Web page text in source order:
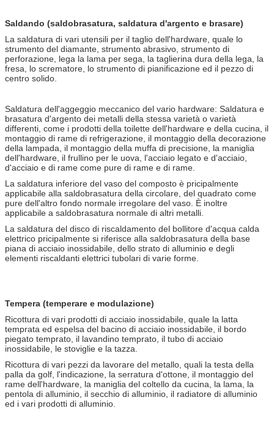
Saldando (saldobrasatura, saldatura d'argento e brasare)
La saldatura di vari utensili per il taglio dell'hardware, quale lo
strumento del diamante, strumento abrasivo, strumento di
perforazione, lega la lama per sega, la taglierina dura della lega, la
fresa, lo scrematore, lo strumento di pianificazione ed il pezzo di
centro solido.
Saldatura dell'aggeggio meccanico del vario hardware: Saldatura e
brasatura d'argento dei metalli della stessa varietà o varietà
differenti, come i prodotti della toilette dell'hardware e della cucina, il
montaggio di rame di refrigerazione, il montaggio della decorazione
della lampada, il montaggio della muffa di precisione, la maniglia
dell'hardware, il frullino per le uova, l'acciaio legato e d'acciaio,
d'acciaio e di rame come pure di rame e di rame.
La saldatura inferiore del vaso del composto è pricipalmente
applicabile alla saldobrasatura della circolare, del quadrato come
pure dell'altro fondo normale irregolare del vaso. È inoltre
applicabile a saldobrasatura normale di altri metalli.
La saldatura del disco di riscaldamento del bollitore d'acqua calda
elettrico pricipalmente si riferisce alla saldobrasatura della base
piana di acciaio inossidabile, dello strato di alluminio e degli
elementi riscaldanti elettrici tubolari di varie forme.
Tempera (temperare e modulazione)
Ricottura di vari prodotti di acciaio inossidabile, quale la latta
temprata ed espelsa del bacino di acciaio inossidabile, il bordo
piegato temprato, il lavandino temprato, il tubo di acciaio
inossidabile, le stoviglie e la tazza.
Ricottura di vari pezzi da lavorare del metallo, quali la testa della
palla da golf, l'indicazione, la serratura d'ottone, il montaggio del
rame dell'hardware, la maniglia del coltello da cucina, la lama, la
pentola di alluminio, il secchio di alluminio, il radiatore di alluminio
ed i vari prodotti di alluminio.